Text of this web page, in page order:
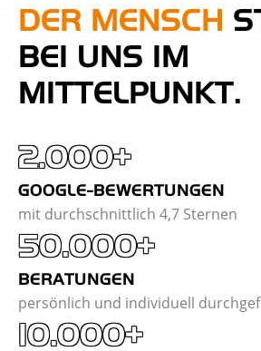
DER MENSCH
BEI UNS IM
MITTELPUNKT.
2.000+
GOOGLE-BEWERTUNGEN
mit durchschnittlich 4,7 Sternen
50.000+
BERATUNGEN
persönlich und individuell
10.000+